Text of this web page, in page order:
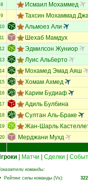
8 Исмаил Мохаммед
9 Тахсин Мохаммад
10 Альмоез Али
11 Шехаб Мамдух
12 Эдмилсон Жуниор
13 Луис Альберто
14 Мохамед Эмад Аяш
15 Хомам Ахмед
16 Карим Будиаф
17 Адиль Булбина
18 Султан Аль-Браке
19 Жан-Шарль
20 Мерджани Мухд
Матчи Сделки
команды:
• Рейтинг силы команды (Vs):